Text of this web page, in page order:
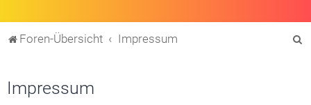
Foren-Übersicht Impressum
Impressum